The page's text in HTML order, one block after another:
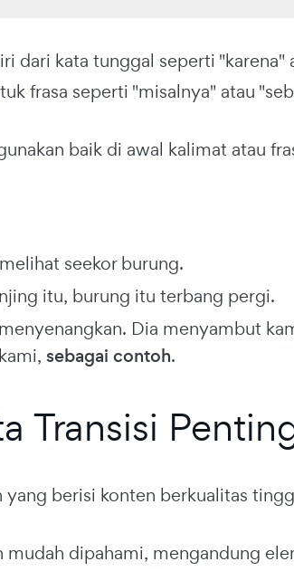
dari kata tunggal seperti "karena"
frasa seperti "misalnya" atau
baik di awal kalimat atau
melihat seekor burung.
itu, burung itu terbang pergi.
Dia menyambut
sebagai contoh.
Transisi
berisi konten berkualitas
mudah dipahami, mengandung